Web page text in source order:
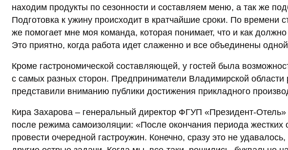
находим продукты по сезонности и составляем меню, а так же
Подготовка к ужину происходит в кратчайшие сроки. По времени
же помогает мне моя команда, которая понимает, что и как
Это приятно, когда работа идет слаженно и все объединены
Кроме гастрономической составляющей, у гостей была
с самых разных сторон. Предприниматели Владимирской области
представили вниманию публики достижения прикладного
Кира Захарова – генеральный директор ФГУП «Президент-
после режима самоизоляции: «После окончания периода
провести очередной гастроужин. Конечно, сразу это не